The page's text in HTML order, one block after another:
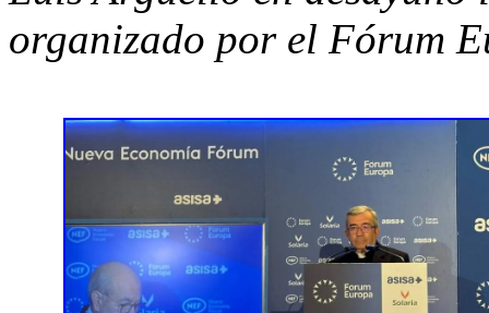
organizado por el Fórum